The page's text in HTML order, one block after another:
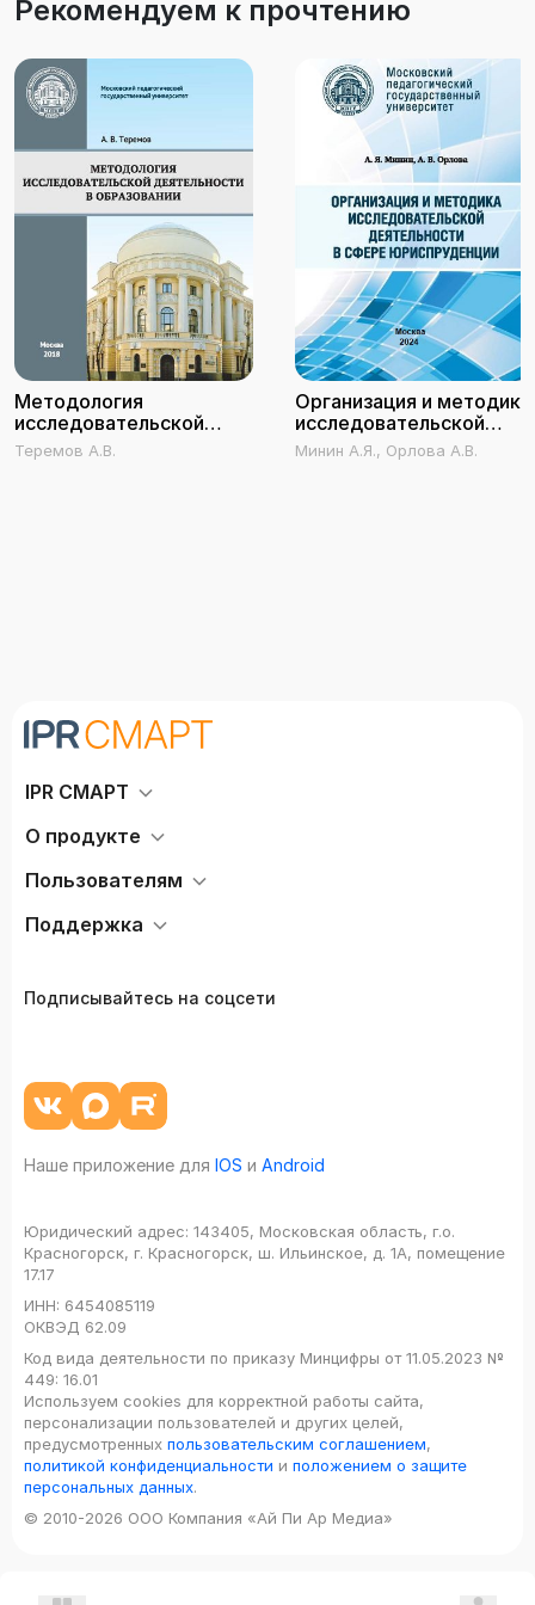
Рекомендуем к прочтению
Методология
исследовательской
деятельности в
образовании
Теремов А.В.
Организация и методика
исследовательской
деятельности в сфере
юриспруденции
Минин А.Я., Орлова А.В.
IPR СМАРТ
О продукте
Пользователям
Поддержка
Подписывайтесь на соцсети
Наше приложение для IOS и Android
Юридический адрес: 143405, Московская область, г.о.
Красногорск, г. Красногорск, ш. Ильинское, д. 1А, помещение
17.17
ИНН: 6454085119
ОКВЭД 62.09
Код вида деятельности по приказу Минцифры от 11.05.2023 №
449: 16.01
Используем cookies для корректной работы сайта,
персонализации пользователей и других целей,
предусмотренных пользовательским соглашением,
политикой конфиденциальности и положением о защите
персональных данных.
© 2010-2026 ООО Компания «Ай Пи Ар Медиа»